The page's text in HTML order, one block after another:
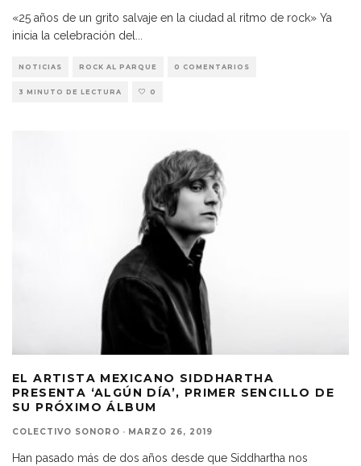
«25 años de un grito salvaje en la ciudad al ritmo de rock» Ya
inicia la celebración del
NOTICIAS ROCK AL PARQUE 0 COMENTARIOS
3 MINUTO DE LECTURA 0
EL ARTISTA MEXICANO SIDDHARTHA
PRESENTA ‘ALGÚN DÍA’, PRIMER SENCILLO DE
SU PRÓXIMO ÁLBUM
COLECTIVO SONORO · MARZO 26, 2019
Han pasado más de dos años desde que Siddhartha nos